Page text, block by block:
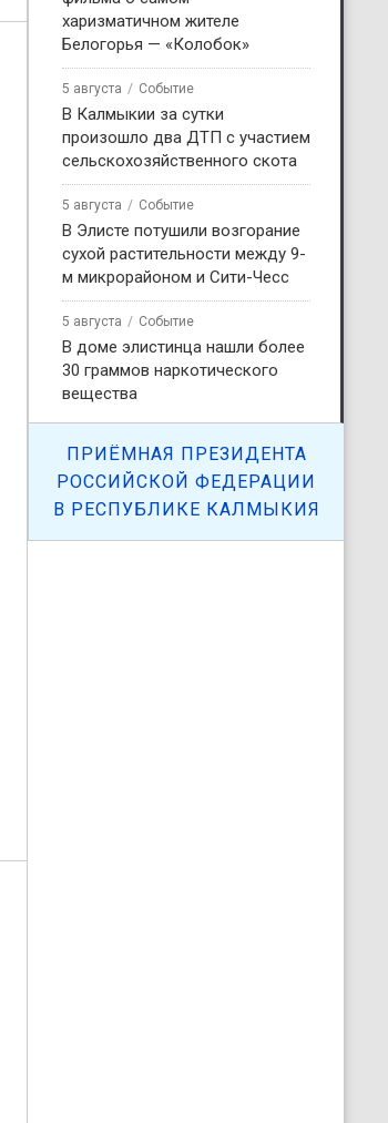
харизматичном жителе
Белогорья — «Колобок»
5 августа Событие
В Калмыкии за сутки
произошло два ДТП с участием
сельскохозяйственного скота
5 августа Событие
В Элисте потушили возгорание
сухой растительности между 9-
м микрорайоном и Сити-Чесс
5 августа Событие
В доме элистинца нашли более
30 граммов наркотического
вещества
ПРИЁМНАЯ ПРЕЗИДЕНТА
РОССИЙСКОЙ ФЕДЕРАЦИИ
В РЕСПУБЛИКЕ КАЛМЫКИЯ